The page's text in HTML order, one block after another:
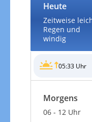
Heute
Zeitweise
Regen und
windig
05:33 Uhr
Morgens
06 - 12 Uhr